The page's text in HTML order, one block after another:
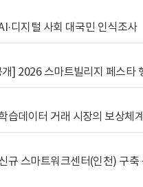
디지털 사회 대국민 인식조사
] 2026 스마트빌리지 페스타
규 스마트워크센터(인천) 구